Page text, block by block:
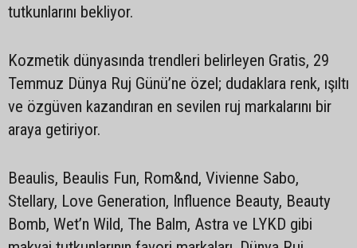
tutkunlarını bekliyor.
Kozmetik dünyasında trendleri belirleyen Gratis, 29
Temmuz Dünya Ruj Günü’ne özel; dudaklara renk, ışıltı
ve özgüven kazandıran en sevilen ruj markalarını bir
araya getiriyor.
Beaulis, Beaulis Fun, Rom&nd, Vivienne Sabo,
Stellary, Love Generation, Influence Beauty, Beauty
Bomb, Wet’n Wild, The Balm, Astra ve LYKD gibi